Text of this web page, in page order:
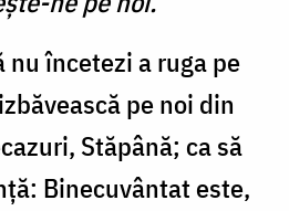
nu încetezi a ruga pe
pe noi din
Stăpână; ca să
Binecuvântat este,